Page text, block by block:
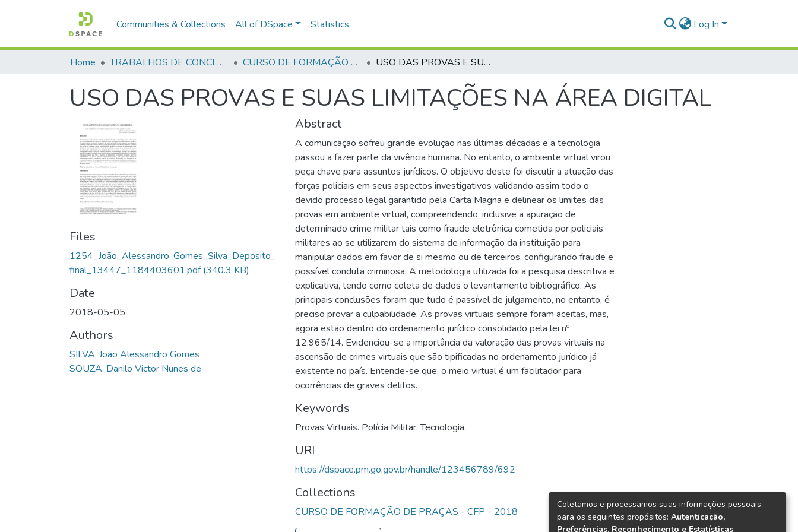
Communities & Collections All of DSpace Statistics Log In
Home TRABALHOS DE CONCLUSÃO DE CURSO - CFP (CURSO DE FORMAÇÃO DE PRAÇAS) CURSO DE FORMAÇÃO DE PRAÇAS - CFP - 2018 USO DAS PROVAS E SUAS LIMITAÇÕES NA ÁREA DIGITAL
USO DAS PROVAS E SUAS LIMITAÇÕES NA ÁREA DIGITAL
Files
1254_João_Alessandro_Gomes_Silva_Deposito_
final_13447_1184403601.pdf(340.3 KB)
Date
2018-05-05
Authors
SILVA, João Alessandro Gomes
SOUZA, Danilo Victor Nunes de
Abstract
A comunicação sofreu grande evolução nas últimas décadas e a tecnologia
passou a fazer parte da vivência humana. No entanto, o ambiente virtual virou
peça chave para assuntos jurídicos. O objetivo deste foi discutir a atuação das
forças policiais em seus aspectos investigativos validando assim todo o
devido processo legal garantido pela Carta Magna e delinear os limites das
provas em ambiente virtual, compreendendo, inclusive a apuração de
determinado crime militar tais como fraude eletrônica cometida por policiais
militares ao se utilizarem do sistema de informação da instituição para
manipular dados em favor de si mesmo ou de terceiros, configurando fraude e
possível conduta criminosa. A metodologia utilizada foi a pesquisa descritiva e
explicativa, tendo como coleta de dados o levantamento bibliográfico. As
principais conclusões foram que tudo é passível de julgamento, no entanto, é
preciso provar a culpabilidade. As provas virtuais sempre foram aceitas, mas,
agora estão dentro do ordenamento jurídico consolidado pela lei nº
12.965/14. Evidenciou-se a importância da valoração das provas virtuais na
ascensão de crimes virtuais que são tipificadas no ordenamento jurídico já
existente no país. Entende-se que, o meio virtual é um facilitador para
ocorrências de graves delitos.
Keywords
Provas Virtuais. Polícia Militar. Tecnologia.
URI
https://dspace.pm.go.gov.br/handle/123456789/692
Collections
CURSO DE FORMAÇÃO DE PRAÇAS - CFP - 2018
Coletamos e processamos suas informações pessoais
para os seguintes propósitos: Autenticação,
Preferências, Reconhecimento e Estatísticas.